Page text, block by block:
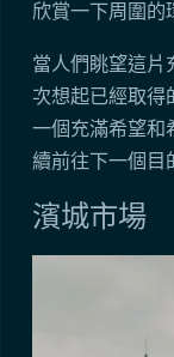
欣賞一下周圍的
當人們眺望這片
次想起已經取
一個充滿希望和
續前往下一個
濱城市場